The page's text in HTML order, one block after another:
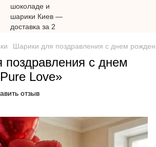
Шарики для поздравления с днем
с днем
Love»
отзыв